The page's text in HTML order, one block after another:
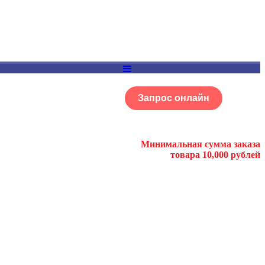
Запрос онлайн
Минимальная сумма заказа
товара 10,000 рублей